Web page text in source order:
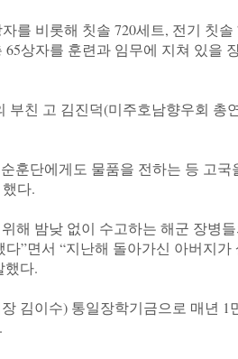
를 비롯해 칫솔 720세트, 전기 칫솔
상자를 훈련과 임무에 지쳐 있을
친 고 김진덕(미주호남향우회 총
훈단에게도 물품을 전하는 등 고
다.
해 밤낮 없이 수고하는 해군 장병
”면서 “지난해 돌아가신 아버지가
했다.
김이수) 통일장학기금으로 매년 1